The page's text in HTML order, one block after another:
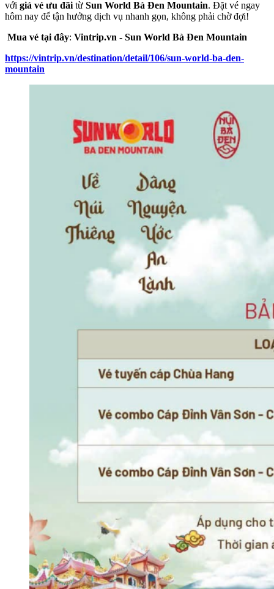
với giá vé ưu đãi từ Sun World Bà Đen Mountain. Đặt vé ngay
hôm nay để tận hưởng dịch vụ nhanh gọn, không phải chờ đợi!
Mua vé tại đây: Vintrip.vn - Sun World Bà Đen Mountain
https://vintrip.vn/destination/detail/106/sun-world-ba-den-
mountain